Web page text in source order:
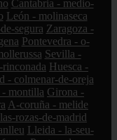
Cantabria - medio-
León - molinaseca
segura Zaragoza -
Pontevedra - o-
Sevilla -
Huesca -
- colmenar-de-oreja
- montilla Girona -
A-coruña - melide
rozas-de-madrid
Lleida - la-seu-